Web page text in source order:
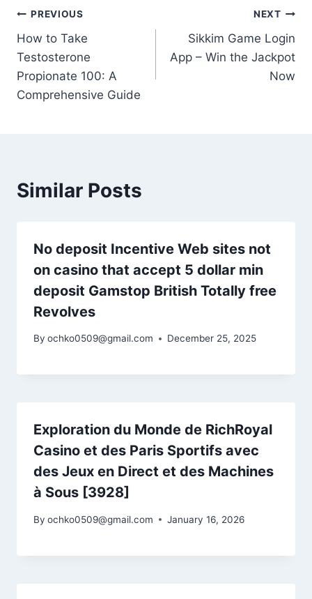
Post
navigation
PREVIOUS
How to Take
Testosterone
Propionate 100: A
Comprehensive Guide
NEXT
Sikkim Game Login
App – Win the Jackpot
Now
Similar Posts
No deposit Incentive Web sites not
on casino that accept 5 dollar min
deposit Gamstop British Totally free
Revolves
By ochko0509@gmail.com December 25, 2025
Exploration du Monde de RichRoyal
Casino et des Paris Sportifs avec
des Jeux en Direct et des Machines
à Sous [3928]
By ochko0509@gmail.com January 16, 2026